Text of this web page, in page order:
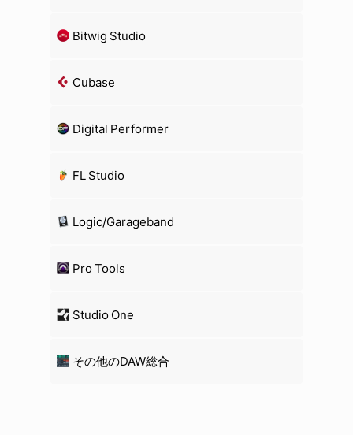
Bitwig Studio
Cubase
Digital Performer
FL Studio
Logic/Garageband
Pro Tools
Studio One
その他のDAW総合